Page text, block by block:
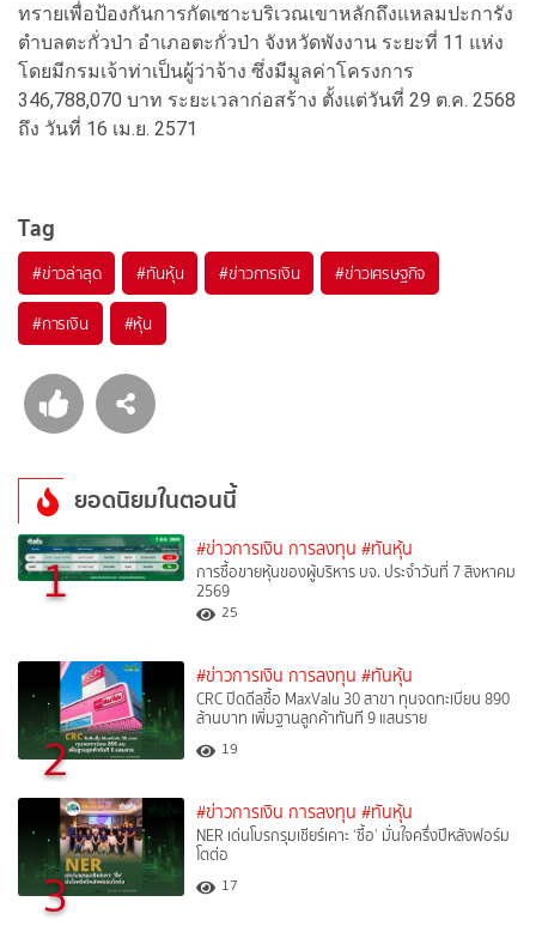
ทรายเพื่อป้องกันการกัดเซาะบริเวณเขาหลักถึงแหลมปะการัง
ตำบลตะกั่วป่า อำเภอตะกั่วป่า จังหวัดพังงาน ระยะที่ 11 แห่ง
โดยมีกรมเจ้าท่าเป็นผู้ว่าจ้าง ซึ่งมีมูลค่าโครงการ
346,788,070 บาท ระยะเวลาก่อสร้าง ตั้งแต่วันที่ 29 ต.ค. 2568
ถึง วันที่ 16 เม.ย. 2571
Tag
#ข่าวล่าสุด #ทันหุ้น #ข่าวการเงิน #ข่าวเศรษฐกิจ
#การเงิน #หุ้น
ยอดนิยมในตอนนี้
1 #ข่าวการเงิน การลงทุน #ทันหุ้น
การซื้อขายหุ้นของผู้บริหาร บจ. ประจำวันที่ 7 สิงหาคม
2569
25
2
#ข่าวการเงิน การลงทุน #ทันหุ้น
CRC ปิดดีลซื้อ MaxValu 30 สาขา ทุนจดทะเบียน 890
ล้านบาท เพิ่มฐานลูกค้าทันที 9 แสนราย
19
3
#ข่าวการเงิน การลงทุน #ทันหุ้น
NER เด่นโบรกรุมเชียร์เคาะ ‘ซื้อ’ มั่นใจครึ่งปีหลังฟอร์ม
โตต่อ
17